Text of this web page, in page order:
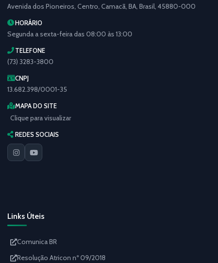
Avenida dos Pioneiros, Centro, Camacã, BA, Brasil, 45880-000
HORÁRIO
Segunda a sexta-feira das 08:00 às 13:00
TELEFONE
(73) 3283-3800
CNPJ
13.682.398/0001-35
MAPA DO SITE
Clique para visualizar
REDES SOCIAIS
Links Úteis
Comunica BR
Resolução Atricon nº 09/2018